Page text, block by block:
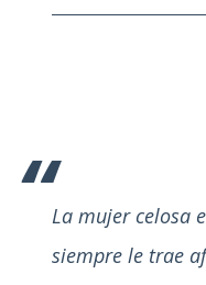
La mujer celosa
siempre le trae